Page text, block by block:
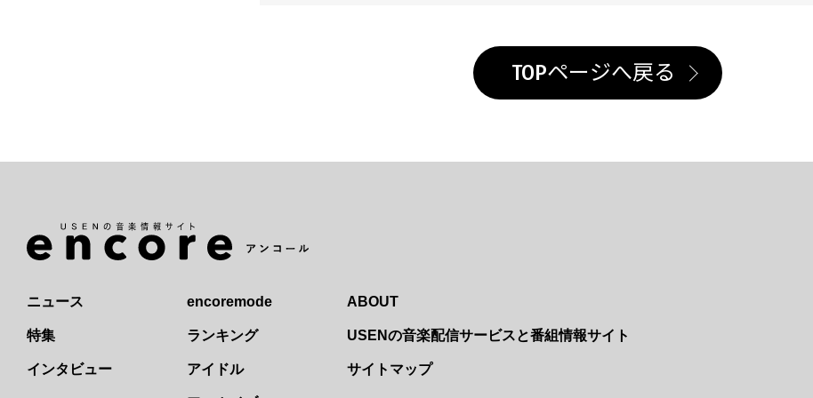
TOPページへ戻る
ニュース
特集
インタビュー
encoremode
ランキング
アイドル
ABOUT
USENの音楽配信サービスと番組情報サイト
サイトマップ